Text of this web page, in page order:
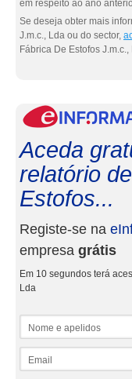
em respeito ao ano
Se deseja obter mais
J.m.c., Lda ou do sector,
Fábrica De Estofos J.m.c.,
Aceda
relatório
Estofos...
Registe-se na
empresa grátis
Em 10 segundos terá
Lda